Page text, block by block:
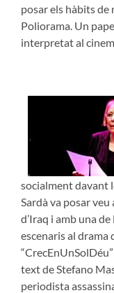
posar els hàbits de
Poliorama. Un
interpretat al
socialment davant
Sardà va posar veu
d’Iraq i amb una
escenaris al drama
text de Stefano
periodista